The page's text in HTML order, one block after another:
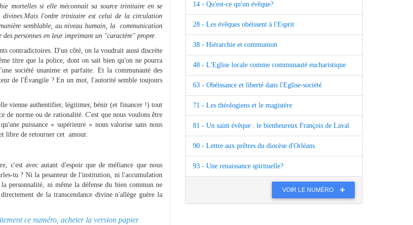
mortelles si elle méconnait sa source trinitaire en se
divines.Mais l'ordre trinitaire est celui de la circulation
semblable, au niveau humain, la communication
personnes en leur imprimant un ''caractère'' propre.
contradictoires. D'un côté, on la voudrait aussi discrète
titre que la police, dont on sait bien qu'on ne pourra
société unanime et parfaite. Et la communauté des
de l'Évangile ? En un mot, l'autorité semble toujours
vienne authentifier, légitimer, bénir (et financer !) tout
norme ou de rationalité. C'est que nous voulons être
puissance « supérieure » nous valorise sans nous
libre de retourner cet amour.
c'est avec autant d'espoir que de méfiance que nous
tu ? Ni la pesanteur de l'institution, ni l'accumulation
personnalité, ni même la défense du bien commun ne
de la transcendance divine n'allège guère la
ce numéro, acheter la version papier
14 - Qu'est-ce qu'un évêque?
28 - Les évêques obéissent à l'Esprit
38 - Hiérarchie et communion
48 - L'Eglise locale comme communauté eucharistique
63 - Obéissance et liberté dans l'Eglise-société
71 - Les théologiens et le magistère
81 - Un saint évêque : le bienheureux François de Laval
90 - Lettre aux prêtres du diocèse d'Orléans
93 - Une renaissance spirituelle?
VOIR LE NUMÉRO